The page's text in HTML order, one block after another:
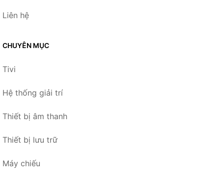
Liên hệ
CHUYÊN MỤC
Tivi
Hệ thống giải trí
Thiết bị âm thanh
Thiết bị lưu trữ
Máy chiếu